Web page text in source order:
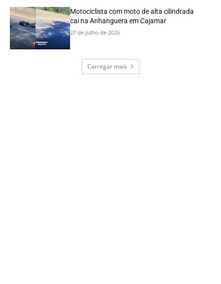
Motociclista com moto de alta cilindrada
cai na Anhanguera em Cajamar
27 de julho de 2026
Carregar mais